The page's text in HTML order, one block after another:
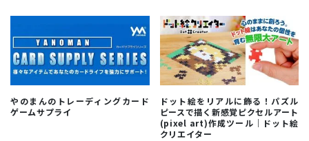
やのまんのトレーディングカード
ゲームサプライ
ドット絵をリアルに飾る！パズル
ピースで描く新感覚ピクセルアート
(pixel art)作成ツール｜ドット絵
クリエイター